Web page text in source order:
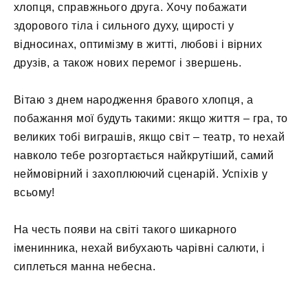
хлопця, справжнього друга. Хочу побажати
здорового тіла і сильного духу, щирості у
відносинах, оптимізму в житті, любові і вірних
друзів, а також нових перемог і звершень.
Вітаю з днем ​​народження бравого хлопця, а
побажання мої будуть такими: якщо життя – гра, то
великих тобі виграшів, якщо світ – театр, то нехай
навколо тебе розгортається найкрутіший, самий
неймовірний і захоплюючий сценарій. Успіхів у
всьому!
На честь появи на світі такого шикарного
іменинника, нехай вибухають чарівні салюти, і
сиплеться манна небесна.